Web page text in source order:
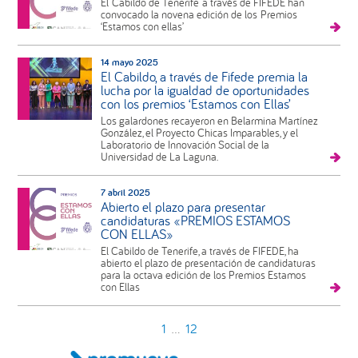
convocado la novena edición de los Premios
‘Estamos con ellas’
14 mayo 2025
El Cabildo, a través de Fifede premia la
lucha por la igualdad de oportunidades
con los premios ‘Estamos con Ellas’
Los galardones recayeron en Belarmina Martínez
González, el Proyecto Chicas Imparables, y el
Laboratorio de Innovación Social de la
Universidad de La Laguna.
7 abril 2025
Abierto el plazo para presentar
candidaturas «PREMIOS ESTAMOS
CON ELLAS»
El Cabildo de Tenerife, a través de FIFEDE, ha
abierto el plazo de presentación de candidaturas
para la octava edición de los Premios Estamos
con Ellas
1 … 12